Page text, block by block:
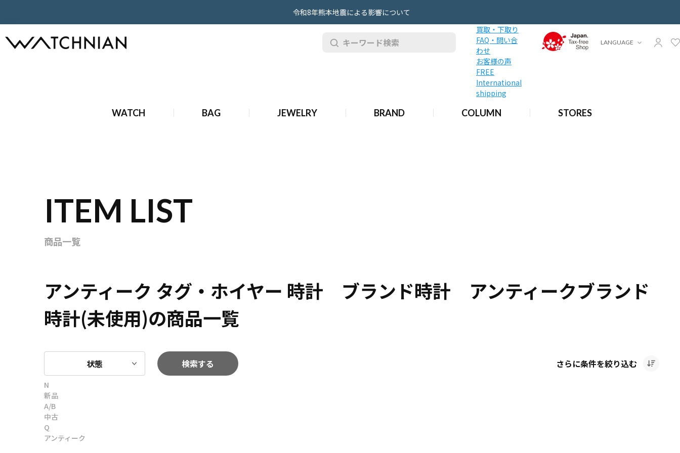
令和8年熊本地震による影響について
買取・下取り
FAQ・問い合
わせ
お客様の声
FREE
International
shipping
WATCH BAG JEWELRY BRAND COLUMN STORES
LANGUAGE
ITEM LIST
商品一覧
アンティーク タグ・ホイヤー 時計 ブランド時計 アンティークブランド
時計(未使用)の商品一覧
状態 検索する さらに条件を絞り込む
N
新品
A/B
中古
Q
アンティーク